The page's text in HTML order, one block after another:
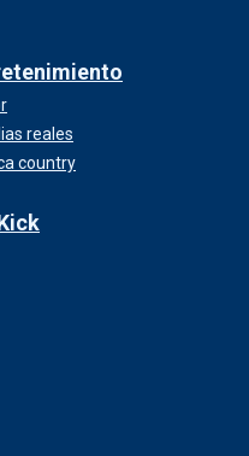
reales
country